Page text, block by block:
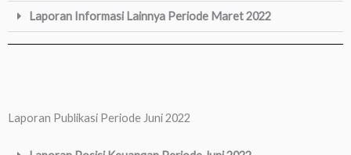
Laporan Informasi Lainnya Periode Maret 2022
Laporan Publikasi Periode Juni 2022